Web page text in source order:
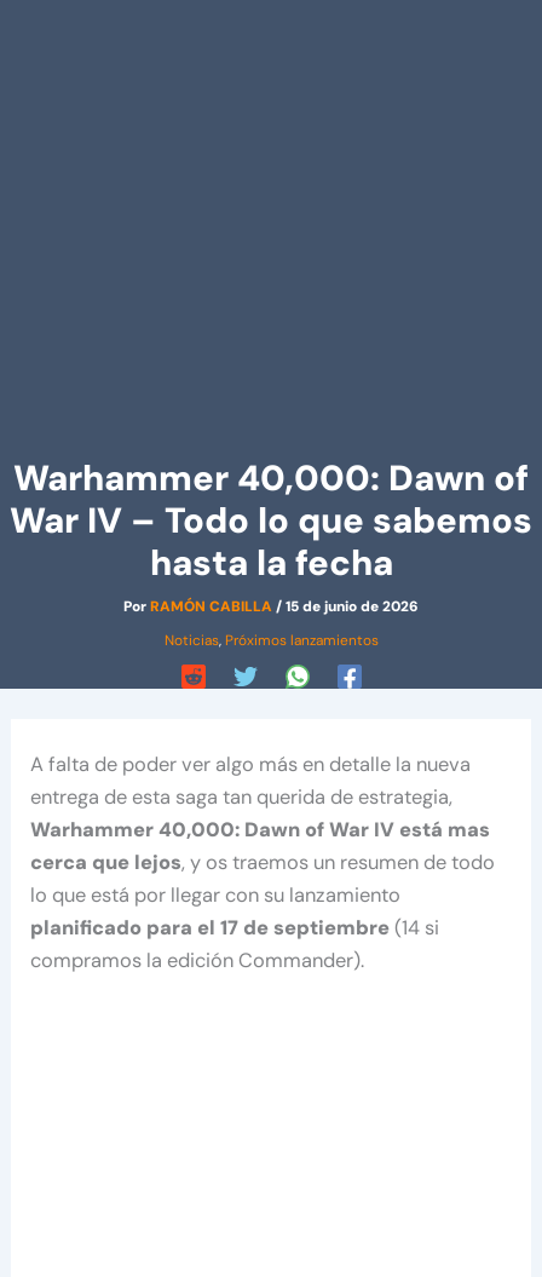
Warhammer 40,000: Dawn of
War IV – Todo lo que sabemos
hasta la fecha
PorRAMÓN CABILLA/15 de junio de 2026
Noticias, Próximos lanzamientos
A falta de poder ver algo más en detalle la nueva
entrega de esta saga tan querida de estrategia,
Warhammer 40,000: Dawn of War IV está mas
cerca que lejos, y os traemos un resumen de todo
lo que está por llegar con su lanzamiento
planificado para el 17 de septiembre(14 si
compramos la edición Commander).